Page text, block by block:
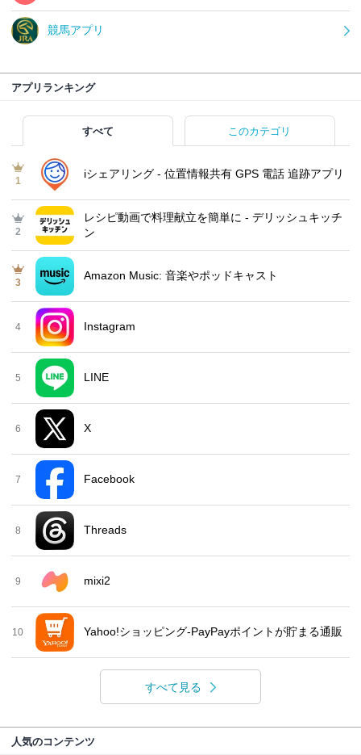
競馬アプリ
アプリランキング
すべて このカテゴリ
1
iシェアリング - 位置情報共有 GPS 電話 追跡アプリ
2
レシピ動画で料理献立を簡単‪に - デリッシュキッチ
ン
3
Amazon Music: 音楽やポッドキャスト
4 Instagram
5 LINE
6 X
7 Facebook
8 Threads
9 mixi2
10 Yahoo!ショッピング-PayPayポイントが貯まる通販
すべて見る
人気のコンテンツ